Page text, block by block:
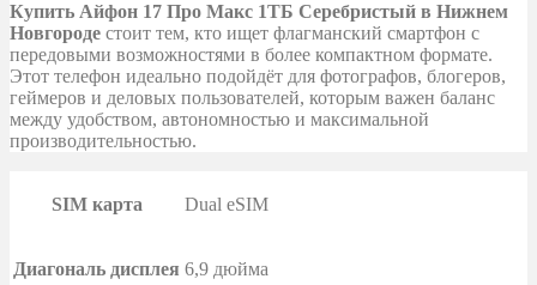
Купить Айфон 17 Про Макс 1TБ Серебристый в Нижнем
Новгороде стоит тем, кто ищет флагманский смартфон с
передовыми возможностями в более компактном формате.
Этот телефон идеально подойдёт для фотографов, блогеров,
геймеров и деловых пользователей, которым важен баланс
между удобством, автономностью и максимальной
производительностью.
SIM карта Dual eSIM
Диагональ дисплея 6,9 дюйма